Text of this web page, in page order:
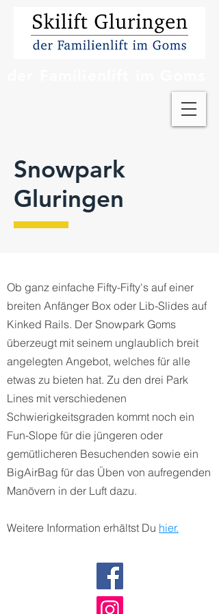
Snowpark
Gluringen
Ob ganz einfache Fifty-Fifty's auf einer
breiten Anfänger Box oder Lib-Slides auf
Kinked Rails. Der Snowpark Goms
überzeugt mit seinem unglaublich breit
angelegten Angebot, welches für alle
etwas zu bieten hat. Zu den drei Park
Lines mit verschiedenen
Schwierigkeitsgraden kommt noch ein
Fun-Slope für die jüngeren oder
gemütlicheren Besuchenden sowie ein
BigAirBag für das Üben von aufregenden
Manövern in der Luft dazu.
Weitere Information erhältst Du hier.